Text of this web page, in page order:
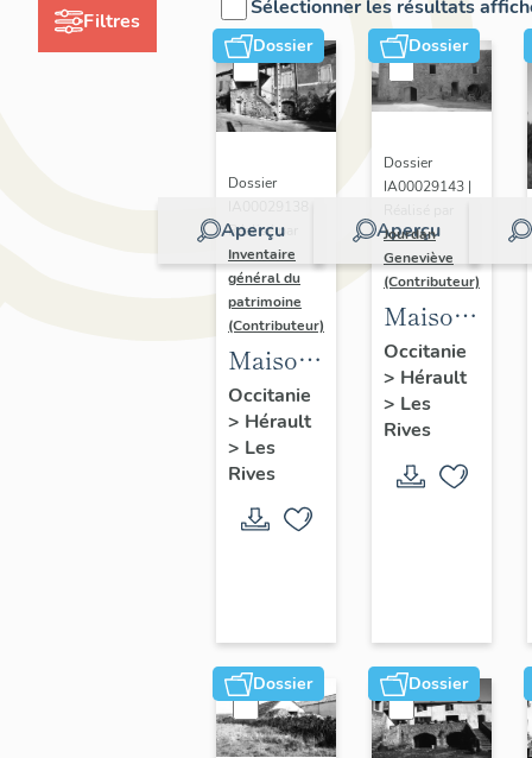
Filtres
Sélectionner les résultats
Dossier
Aperçu
Dossier
Réalisé par
Inventaire
général du
patrimoine
(Contributeur)
Maisons
et
fermes
Occitanie
> Hérault
> Les
Rives
Dossier
Aperçu
Dossier
IA00029143 |
Jourdan
Geneviève
(Contributeur)
Maison
dite le
Château
Occitanie
> Hérault
> Les
Rives
Dossier Dossier